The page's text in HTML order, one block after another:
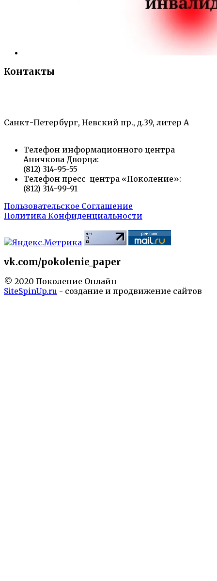
Контакты
Санкт-Петербург, Невский пр., д.39, литер А
Телефон информационного центра
Аничкова Дворца:
(812) 314-95-55
Телефон пресс-центра «Поколение»:
(812) 314-99-91
Пользовательское Соглашение
Политика Конфиденциальности
vk.com/pokolenie_paper
© 2020 Поколение Онлайн
SiteSpinUp.ru - создание и продвижение сайтов